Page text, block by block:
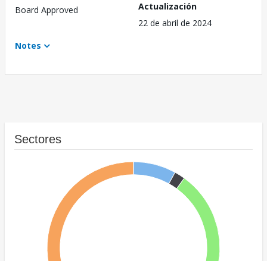
Board Approved
Actualización
22 de abril de 2024
Notes
Sectores